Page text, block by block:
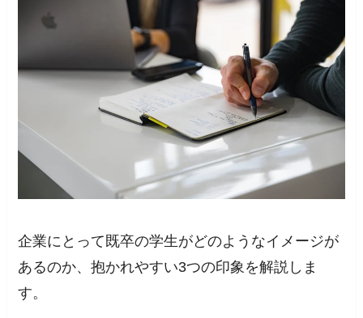
企業にとって既卒の学生がどのようなイメージが
あるのか、抱かれやすい3つの印象を解説しま
す。